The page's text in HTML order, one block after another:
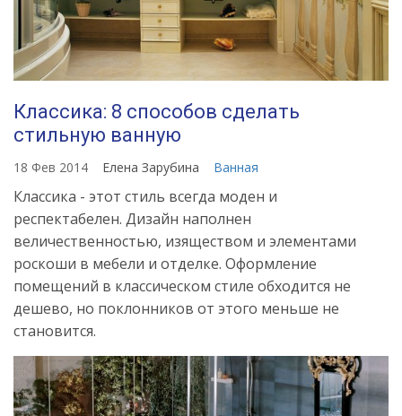
Классика: 8 способов сделать
стильную ванную
18 Фев 2014 Елена Зарубина Ванная
Классика - этот стиль всегда моден и
респектабелен. Дизайн наполнен
величественностью, изяществом и элементами
роскоши в мебели и отделке. Оформление
помещений в классическом стиле обходится не
дешево, но поклонников от этого меньше не
становится.